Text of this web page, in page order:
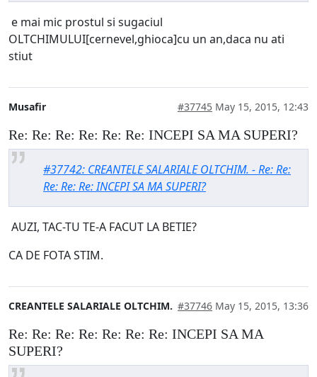
e mai mic prostul si sugaciul
OLTCHIMULUI[cernevel,ghioca]cu un an,daca nu ati
stiut
Musafir #37745 May 15, 2015, 12:43
Re: Re: Re: Re: Re: Re: INCEPI SA MA SUPERI?
#37742: CREANTELE SALARIALE OLTCHIM. - Re: Re:
Re: Re: Re: INCEPI SA MA SUPERI?
AUZI, TAC-TU TE-A FACUT LA BETIE?
CA DE FOTA STIM.
CREANTELE SALARIALE OLTCHIM. #37746 May 15, 2015, 13:36
Re: Re: Re: Re: Re: Re: Re: INCEPI SA MA
SUPERI?